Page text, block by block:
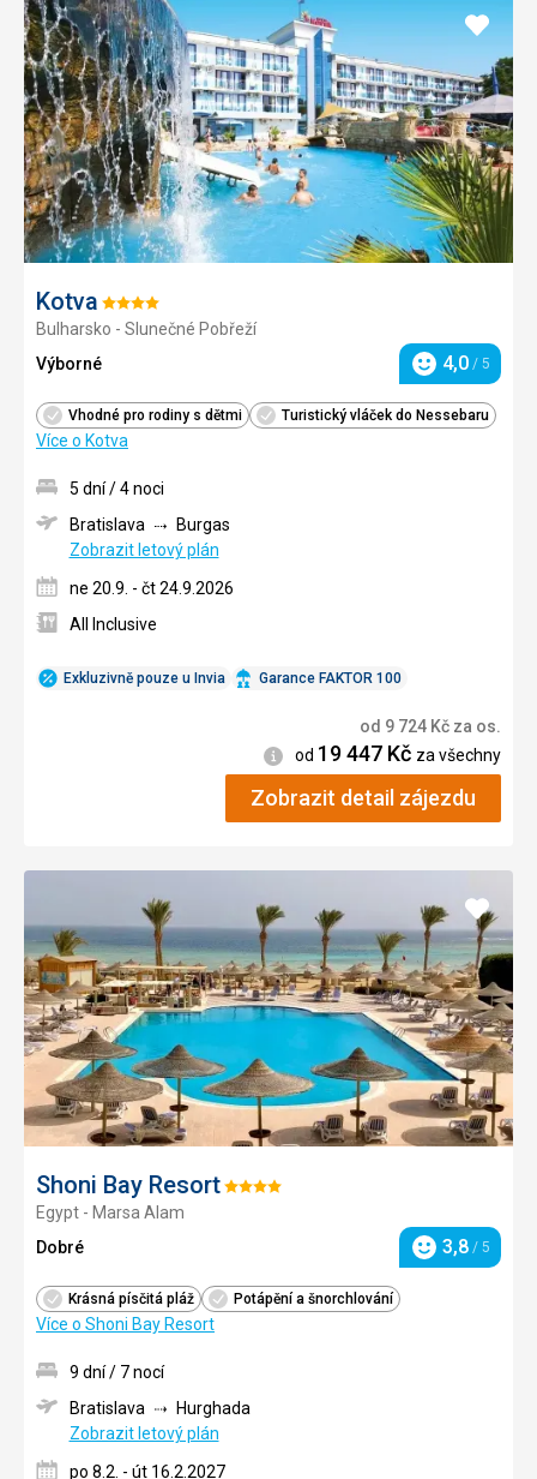
Kotva Hodnocení:
4/5
Bulharsko - Slunečné Pobřeží
Výborné
Hodnocení
4,0 / 5
Vhodné pro rodiny s dětmi Turistický vláček do Nessebaru
Více o Kotva
Přidat
Exkluzivně pouze u Invia Garance FAKTOR 100
5 dní / 4 noci
Bratislava
Burgas
Zobrazit letový plán
ne 20.9. - čt 24.9.2026
All Inclusive
od 9 724 Kč za os.
Informace
od 19 447 Kč za všechny
Zobrazit detail zájezdu
Shoni Bay ResortHodnocení:
Egypt - Marsa Alam
Dobré
Hodnocení
3,8 / 5
Krásná písčitá pláž Potápění a šnorchlování
Více o Shoni Bay Resort
Přidat
do
9 dní / 7 nocí
Bratislava
Hurghada
Zobrazit letový plán
po 8.2. - út 16.2.2027